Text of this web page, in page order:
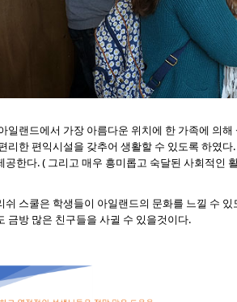
일랜드에서 가장 아름다운 위치에 한 가족에 의
리한 편익시설을 갖추어 생활할 수 있도록 하였
공한다. ( 그리고 매우 흥미롭고 숙달된 사회적인
쉬 스쿨은 학생들이 아일랜드의 문화를 느낄 수
금방 많은 친구들을 사귈 수 있을것이다.